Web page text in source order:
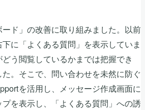
ード」の改善に取り組みました。以前
に「よくある質問」を表示していま
う閲覧しているかまでは把握でき
。そこで、問い合わせを未然に防ぐ
を活用し、メッセージ作成画面に
を表示し、「よくある質問」への誘